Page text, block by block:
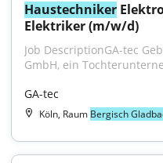
Haustechniker
Elektriker (m/w/d)
Job DescriptionGA-tec
GmbH, ein
GA-tec
Köln, Raum Bergisch